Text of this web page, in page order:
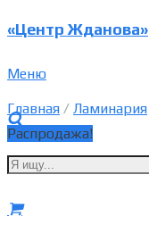
«Центр Жданова»
Меню
Главная / Ламинария
Распродажа!